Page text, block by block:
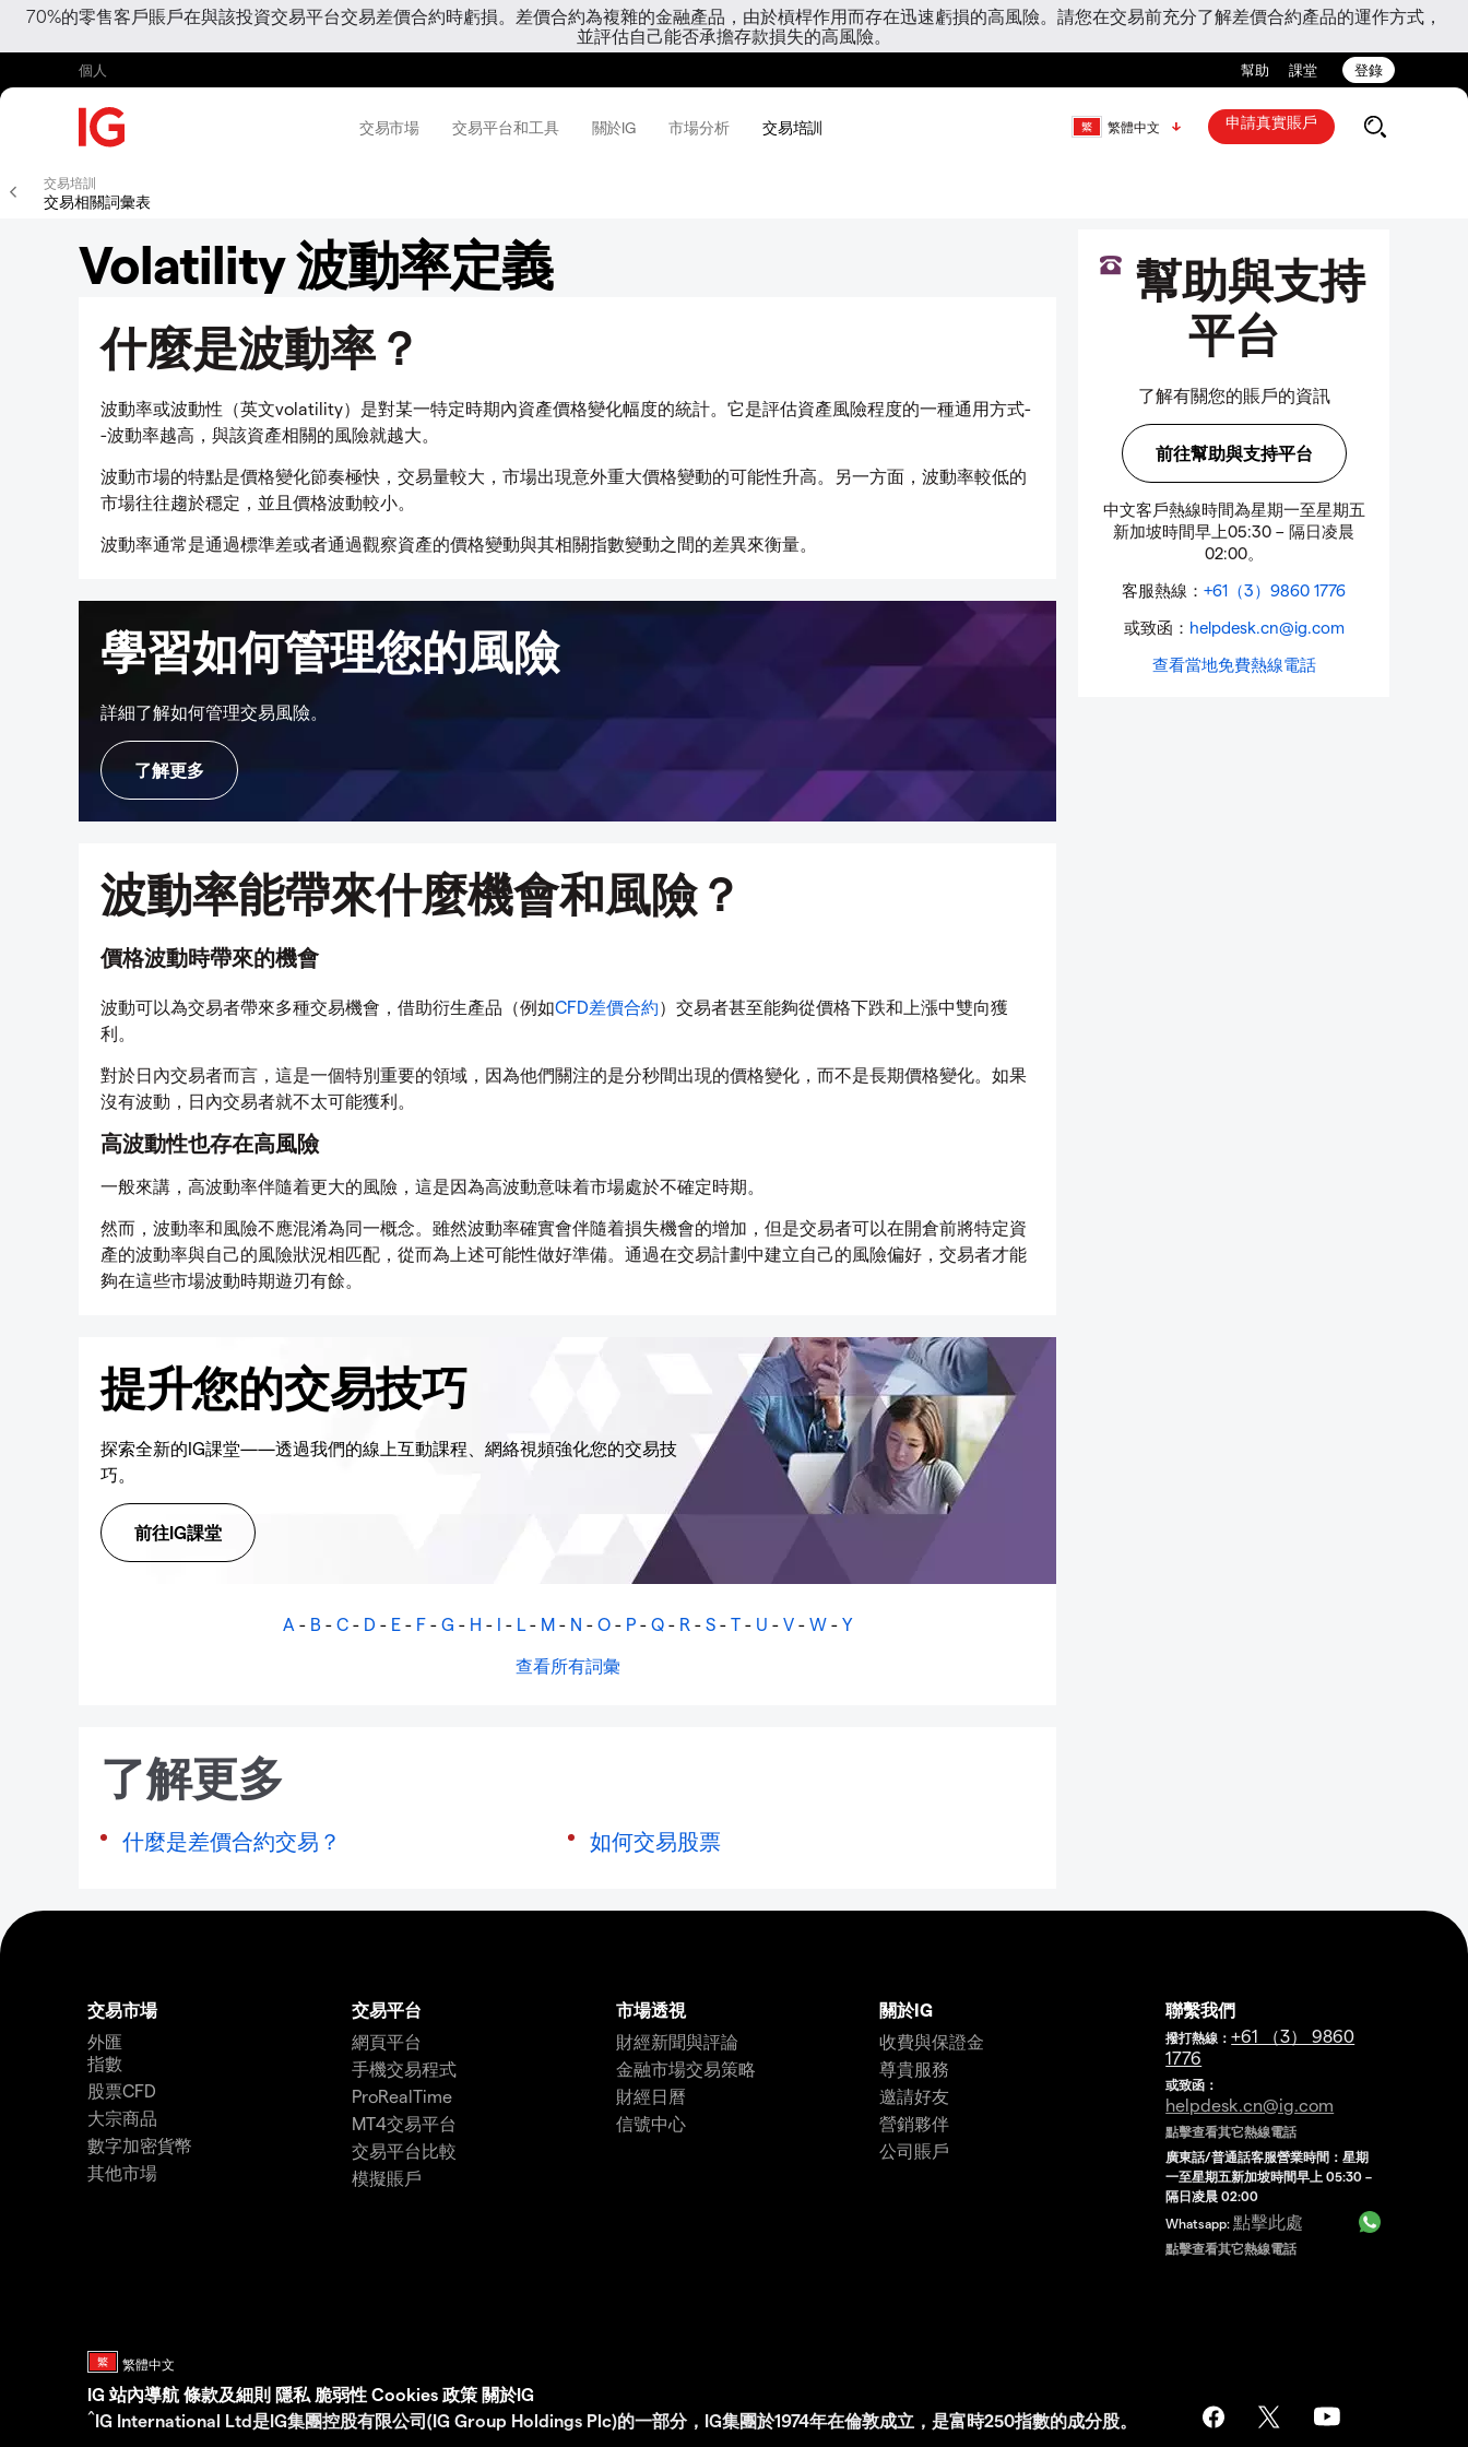
70%的零售客戶賬戶在與該投資交易平台交易差價合約時虧損。差價合約為複雜的金融產品，由於槓桿作用而存在迅速虧損的高風險。請您在交易前充分了解差價合約產品的運作方式，
並評估自己能否承擔存款損失的高風險。
個人 幫助 課堂 登錄
交易市場 交易平台和工具 關於IG 市場分析 交易培訓 繁體中文 申請真實賬戶
交易培訓
交易相關詞彙表
Volatility 波動率定義
什麼是波動率？
波動率或波動性（英文volatility）是對某一特定時期內資產價格變化幅度的統計。它是評估資產風險程度的一種通用方式-
-波動率越高，與該資產相關的風險就越大。
波動市場的特點是價格變化節奏極快，交易量較大，市場出現意外重大價格變動的可能性升高。另一方面，波動率較低的
市場往往趨於穩定，並且價格波動較小。
波動率通常是通過標準差或者通過觀察資產的價格變動與其相關指數變動之間的差異來衡量。
學習如何管理您的風險
詳細了解如何管理交易風險。
了解更多
波動率能帶來什麼機會和風險？
價格波動時帶來的機會
波動可以為交易者帶來多種交易機會，借助衍生產品（例如CFD差價合約）交易者甚至能夠從價格下跌和上漲中雙向獲
利。
對於日內交易者而言，這是一個特別重要的領域，因為他們關注的是分秒間出現的價格變化，而不是長期價格變化。如果
沒有波動，日內交易者就不太可能獲利。
高波動性也存在高風險
一般來講，高波動率伴隨着更大的風險，這是因為高波動意味着市場處於不確定時期。
然而，波動率和風險不應混淆為同一概念。雖然波動率確實會伴隨着損失機會的增加，但是交易者可以在開倉前將特定資
產的波動率與自己的風險狀況相匹配，從而為上述可能性做好準備。通過在交易計劃中建立自己的風險偏好，交易者才能
夠在這些市場波動時期遊刃有餘。
提升您的交易技巧
探索全新的IG課堂——透過我們的線上互動課程、網絡視頻強化您的交易技
巧。
前往IG課堂
A - B - C - D - E - F - G - H - I - L - M - N - O - P - Q - R - S - T - U - V - W - Y
查看所有詞彙
了解更多
什麼是差價合約交易？ 如何交易股票
幫助與支持
平台
了解有關您的賬戶的資訊
前往幫助與支持平台
中文客戶熱線時間為星期一至星期五
新加坡時間早上05:30 – 隔日凌晨
02:00。
客服熱線： +61（3）9860 1776
或致函： helpdesk.cn@ig.com
查看當地免費熱線電話
交易市場
外匯
指數
股票CFD
大宗商品
數字加密貨幣
其他市場
交易平台
網頁平台
手機交易程式
ProRealTime
MT4交易平台
交易平台比較
模擬賬戶
市場透視
財經新聞與評論
金融市場交易策略
財經日曆
信號中心
關於IG
收費與保證金
尊貴服務
邀請好友
營銷夥伴
公司賬戶
聯繫我們
撥打熱線：+61 （3） 9860
1776
或致函：
helpdesk.cn@ig.com
點擊查看其它熱線電話
廣東話/普通話客服營業時間：星期
一至星期五新加坡時間早上 05:30 –
隔日凌晨 02:00
Whatsapp:點擊此處
點擊查看其它熱線電話
IG 站內導航 條款及細則 隱私 脆弱性 Cookies 政策 關於IG
^IG International Ltd是IG集團控股有限公司(IG Group Holdings Plc)的一部分，IG集團於1974年在倫敦成立，是富時250指數的成分股。